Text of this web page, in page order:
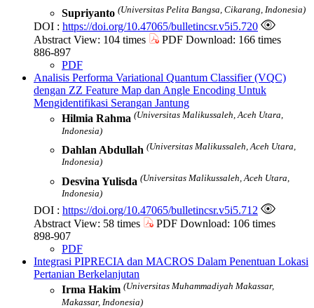
Supriyanto (Universitas Pelita Bangsa, Cikarang, Indonesia)
DOI : https://doi.org/10.47065/bulletincsr.v5i5.720
Abstract View: 104 times
PDF Download: 166 times
886-897
PDF
Analisis Performa Variational Quantum Classifier (VQC)
dengan ZZ Feature Map dan Angle Encoding Untuk
Mengidentifikasi Serangan Jantung
Hilmia Rahma (Universitas Malikussaleh, Aceh Utara,
Indonesia)
Dahlan Abdullah (Universitas Malikussaleh, Aceh Utara,
Indonesia)
Desvina Yulisda (Universitas Malikussaleh, Aceh Utara,
Indonesia)
DOI : https://doi.org/10.47065/bulletincsr.v5i5.712
Abstract View: 58 times
PDF Download: 106 times
898-907
PDF
Integrasi PIPRECIA dan MACROS Dalam Penentuan Lokasi
Pertanian Berkelanjutan
Irma Hakim (Universitas Muhammadiyah Makassar,
Makassar, Indonesia)